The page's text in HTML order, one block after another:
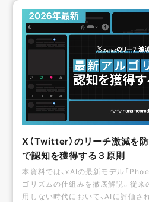
X（Twitter）のリーチ激減を
で認知を獲得する３原則
本資料では、xAIの最新モデル「
ゴリズムの仕組みを徹底解説。従
用しない時代において、AIに評価さ